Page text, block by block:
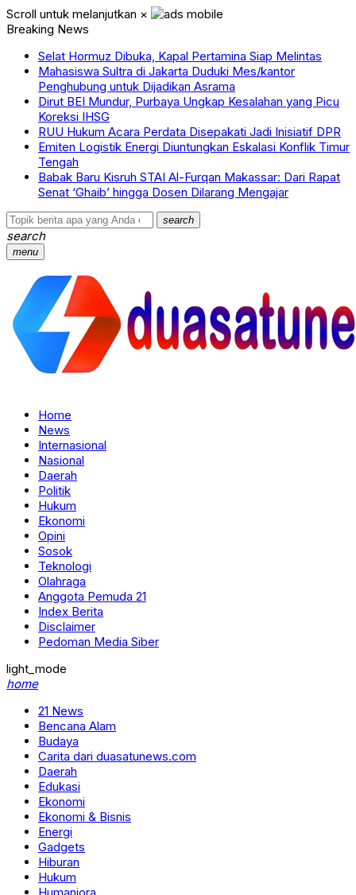
Scroll untuk melanjutkan ×
Breaking News
Selat Hormuz Dibuka, Kapal Pertamina Siap Melintas
Mahasiswa Sultra di Jakarta Duduki Mes/kantor
Penghubung untuk Dijadikan Asrama
Dirut BEI Mundur, Purbaya Ungkap Kesalahan yang Picu
Koreksi IHSG
RUU Hukum Acara Perdata Disepakati Jadi Inisiatif DPR
Emiten Logistik Energi Diuntungkan Eskalasi Konflik Timur
Tengah
Babak Baru Kisruh STAI Al-Furqan Makassar: Dari Rapat
Senat ‘Ghaib’ hingga Dosen Dilarang Mengajar
search
search
menu
Home
News
Internasional
Nasional
Daerah
Politik
Hukum
Ekonomi
Opini
Sosok
Teknologi
Olahraga
Anggota Pemuda 21
Index Berita
Disclaimer
Pedoman Media Siber
light_mode
home
21 News
Bencana Alam
Budaya
Carita dari duasatunews.com
Daerah
Edukasi
Ekonomi
Ekonomi & Bisnis
Energi
Gadgets
Hiburan
Hukum